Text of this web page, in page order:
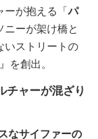
ーが抱える「パ
ニーが架け橋と
いストリートの
を創出。
チャーが混ざり
なサイファーの